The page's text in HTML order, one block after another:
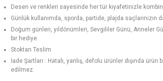
Desen ve renkleri sayesinde her tür kıyafetinizle
Günlük kullanımda, sporda, partide, plajda saçlarınızın
Doğum günleri, yıldönümleri, Sevgililer Günü, Anneler
bir hediye.
Stoktan Teslim
İade Şartları : Hatalı, yanlış, defolu ürünler dışında
edilmez.